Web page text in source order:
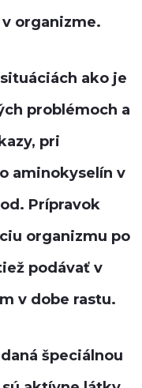
organizme.
ako je
problémoch a
pri
aminokyselín v
Prípravok
organizmu po
podávať v
v dobe rastu.
špeciálnou